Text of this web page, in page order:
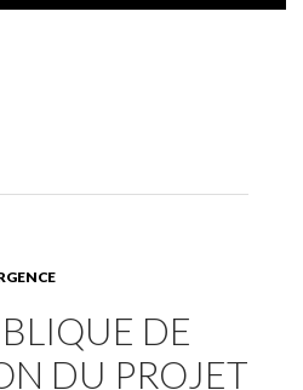
DE
DU PROJET